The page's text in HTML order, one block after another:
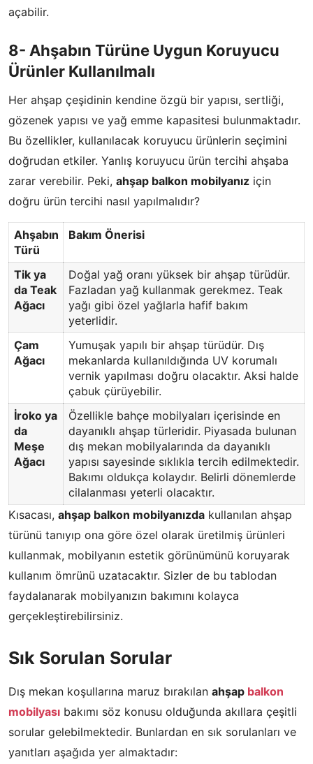
açabilir.
8- Ahşabın Türüne Uygun Koruyucu
Ürünler Kullanılmalı
Her ahşap çeşidinin kendine özgü bir yapısı, sertliği,
gözenek yapısı ve yağ emme kapasitesi bulunmaktadır.
Bu özellikler, kullanılacak koruyucu ürünlerin seçimini
doğrudan etkiler. Yanlış koruyucu ürün tercihi ahşaba
zarar verebilir. Peki, ahşap balkon mobilyanız için
doğru ürün tercihi nasıl yapılmalıdır?
Ahşabın
Türü
Bakım Önerisi
Tik ya
da Teak
Ağacı
Doğal yağ oranı yüksek bir ahşap türüdür.
Fazladan yağ kullanmak gerekmez. Teak
yağı gibi özel yağlarla hafif bakım
yeterlidir.
Çam
Ağacı
Yumuşak yapılı bir ahşap türüdür. Dış
mekanlarda kullanıldığında UV korumalı
vernik yapılması doğru olacaktır. Aksi halde
çabuk çürüyebilir.
İroko ya
da
Meşe
Ağacı
Özellikle bahçe mobilyaları içerisinde en
dayanıklı ahşap türleridir. Piyasada bulunan
dış mekan mobilyalarında da dayanıklı
yapısı sayesinde sıklıkla tercih edilmektedir.
Bakımı oldukça kolaydır. Belirli dönemlerde
cilalanması yeterli olacaktır.
Kısacası, ahşap balkon mobilyanızda kullanılan ahşap
türünü tanıyıp ona göre özel olarak üretilmiş ürünleri
kullanmak, mobilyanın estetik görünümünü koruyarak
kullanım ömrünü uzatacaktır. Sizler de bu tablodan
faydalanarak mobilyanızın bakımını kolayca
gerçekleştirebilirsiniz.
Sık Sorulan Sorular
Dış mekan koşullarına maruz bırakılan ahşap balkon
mobilyası bakımı söz konusu olduğunda akıllara çeşitli
sorular gelebilmektedir. Bunlardan en sık sorulanları ve
yanıtları aşağıda yer almaktadır: